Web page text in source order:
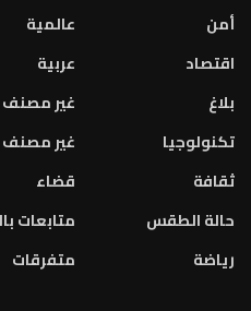
أمن
اقتصاد
بلاغ
تكنولوجيا
ثقافة
حالة الطقس
رياضة
عالمية
عربية
غير مصنف
غير مصنف
قضاء
متابعات
متفرقات